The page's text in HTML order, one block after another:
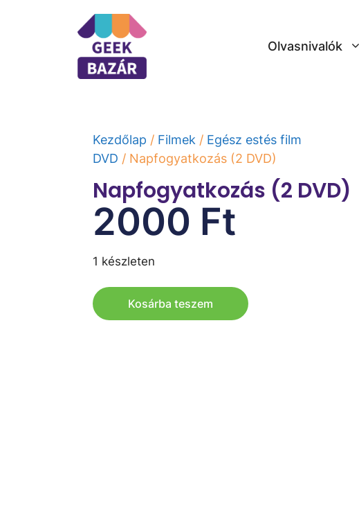
Olvasnivalók
Kezdőlap / Filmek / Egész estés film
DVD / Napfogyatkozás (2 DVD)
Napfogyatkozás (2 DVD)
2000 Ft
1 készleten
Kosárba teszem